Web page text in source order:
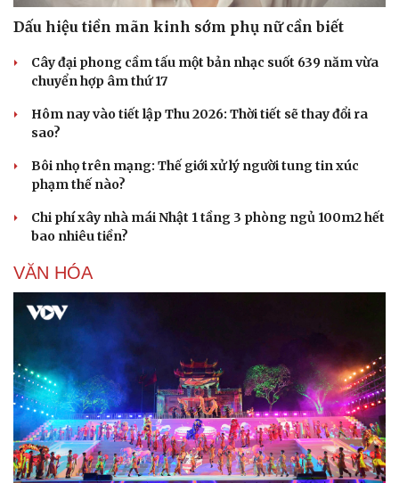
Âm nhạc
Di sản
Sao Việt
Dấu hiệu tiền mãn kinh sớm phụ nữ cần biết
Cây đại phong cầm tấu một bản nhạc suốt 639 năm vừa
chuyển hợp âm thứ 17
Hôm nay vào tiết lập Thu 2026: Thời tiết sẽ thay đổi ra
sao?
Bôi nhọ trên mạng: Thế giới xử lý người tung tin xúc
phạm thế nào?
Chi phí xây nhà mái Nhật 1 tầng 3 phòng ngủ 100m2 hết
bao nhiêu tiền?
VĂN HÓA